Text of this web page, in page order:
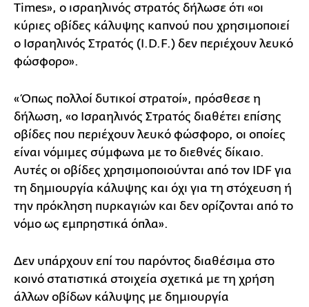
Times», ο ισραηλινός στρατός δήλωσε ότι «οι
κύριες οβίδες κάλυψης καπνού που χρησιμοποιεί
ο Ισραηλινός Στρατός (I.D.F.) δεν περιέχουν λευκό
φώσφορο».
«Όπως πολλοί δυτικοί στρατοί», πρόσθεσε η
δήλωση, «ο Ισραηλινός Στρατός διαθέτει επίσης
οβίδες που περιέχουν λευκό φώσφορο, οι οποίες
είναι νόμιμες σύμφωνα με το διεθνές δίκαιο.
Αυτές οι οβίδες χρησιμοποιούνται από τον IDF για
τη δημιουργία κάλυψης και όχι για τη στόχευση ή
την πρόκληση πυρκαγιών και δεν ορίζονται από το
νόμο ως εμπρηστικά όπλα».
Δεν υπάρχουν επί του παρόντος διαθέσιμα στο
κοινό στατιστικά στοιχεία σχετικά με τη χρήση
άλλων οβίδων κάλυψης με δημιουργία